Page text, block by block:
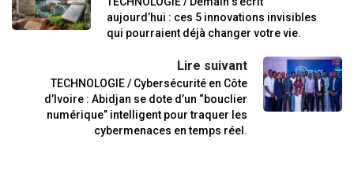
aujourd’hui : ces 5 innovations invisibles
qui pourraient déjà changer votre vie.
Lire suivant
TECHNOLOGIE / Cybersécurité en Côte
d’Ivoire : Abidjan se dote d’un “bouclier
numérique” intelligent pour traquer les
cybermenaces en temps réel.